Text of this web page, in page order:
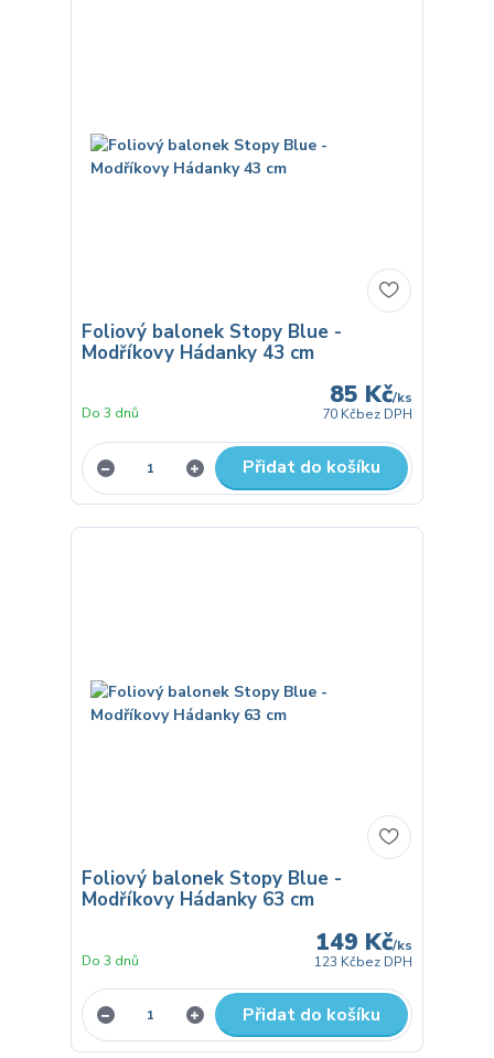
Foliový balonek Stopy Blue -
Modříkovy Hádanky 43 cm
85 Kč/ks
70 Kčbez DPH
Do 3 dnů
Přidat do košíku
Foliový balonek Stopy Blue -
Modříkovy Hádanky 63 cm
149 Kč/ks
123 Kčbez DPH
Do 3 dnů
Přidat do košíku